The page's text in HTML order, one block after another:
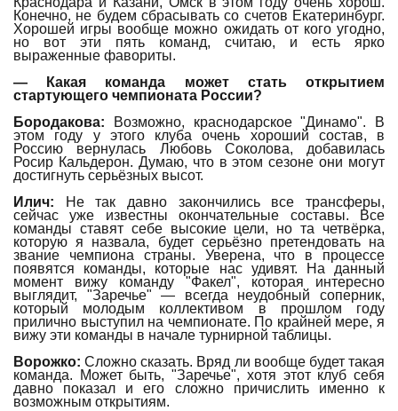
Конечно, не будем сбрасывать со счетов Екатеринбург.
Хорошей игры вообще можно ожидать от кого угодно,
но вот эти пять команд, считаю, и есть ярко
выраженные фавориты.
— Какая команда может стать открытием
стартующего чемпионата России?
Бородакова: Возможно, краснодарское "Динамо". В
этом году у этого клуба очень хороший состав, в
Россию вернулась Любовь Соколова, добавилась
Росир Кальдерон. Думаю, что в этом сезоне они могут
достигнуть серьёзных высот.
Илич: Не так давно закончились все трансферы,
сейчас уже известны окончательные составы. Все
команды ставят себе высокие цели, но та четвёрка,
которую я назвала, будет серьёзно претендовать на
звание чемпиона страны. Уверена, что в процессе
появятся команды, которые нас удивят. На данный
момент вижу команду "Факел", которая интересно
выглядит, "Заречье" — всегда неудобный соперник,
который молодым коллективом в прошлом году
прилично выступил на чемпионате. По крайней мере, я
вижу эти команды в начале турнирной таблицы.
Ворожко: Сложно сказать. Вряд ли вообще будет такая
команда. Может быть, "Заречье", хотя этот клуб себя
давно показал и его сложно причислить именно к
возможным открытиям.